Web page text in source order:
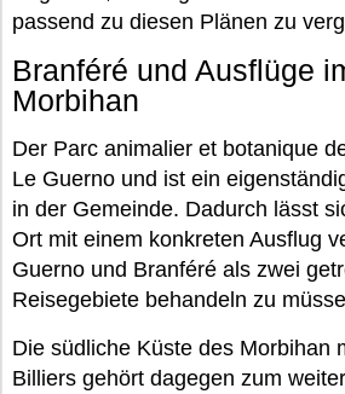
passend zu diesen Plänen zu
Branféré und Ausflüge
Morbihan
Der Parc animalier et botanique
Le Guerno und ist ein
in der Gemeinde. Dadurch lässt
Ort mit einem konkreten Ausflug
Guerno und Branféré als zwei
Reisegebiete behandeln zu
Die südliche Küste des Morbihan
Billiers gehört dagegen zum